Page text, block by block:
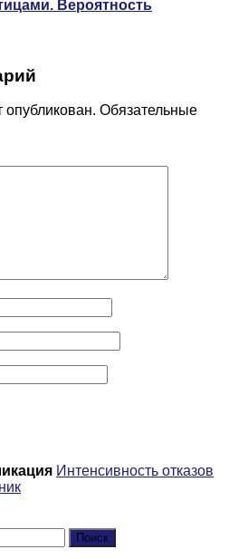
Вероятность
Обязательные
Интенсивность отказов